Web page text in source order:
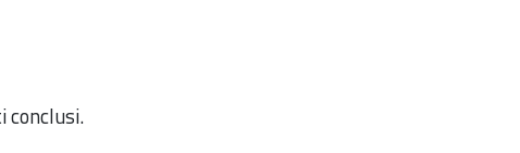
conclusi.